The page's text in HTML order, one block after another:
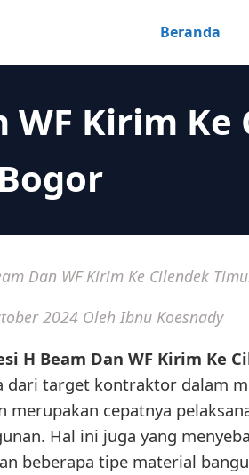
Beranda
WF Kirim
Bogor
Dan WF Kirim Ke Cilendek
2024 Oleh Ibnu Koesnady
H Beam Dan WF Kirim Ke
dari target kontraktor dalam
merupakan cepatnya
Hal ini juga yang
beberapa tipe material